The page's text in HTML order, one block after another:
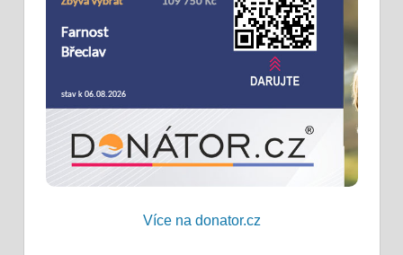
Více na donator.cz